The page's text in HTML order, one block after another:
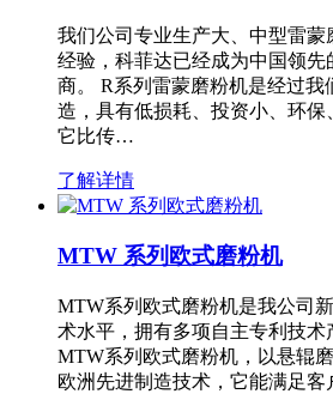
我们公司专业生产大、中型雷蒙
经验，科菲达已经成为中国领先
商。 R系列雷蒙磨粉机是经过我
造，具有低损耗、投资小、环保
它比传…
了解详情
MTW 系列欧式磨粉机
MTW系列欧式磨粉机是我公司
术水平，拥有多项自主专利技
MTW系列欧式磨粉机，以悬辊
欧洲先进制造技术，它能满足